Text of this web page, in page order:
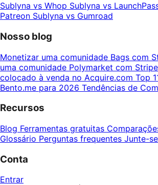
Sublyna vs Whop Sublyna vs
Patreon Sublyna vs Gumroad
Nosso blog
Monetizar uma comunidade Bags com
uma comunidade Polymarket com Stripe
colocado à venda no Acquire.com Top
Bento.me para 2026 Tendências de
Recursos
Blog Ferramentas gratuitas
Glossário Perguntas frequentes Junte-
Conta
Entrar